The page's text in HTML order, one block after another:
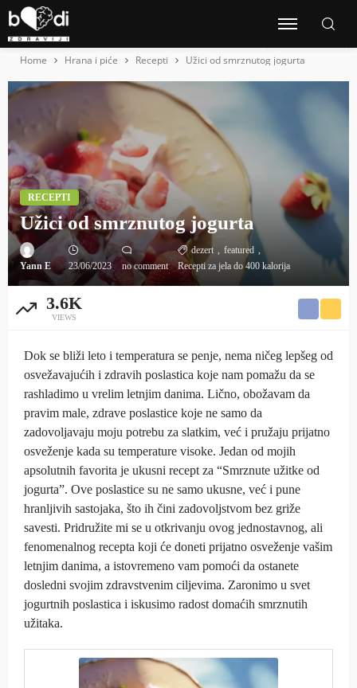
Home Hrana i piće Recepti Užici od smrznutog jogurta
RECEPTI
Užici od smrznutog jogurta
Yann E 23/06/2023 no comment
dezert
featured
Recepti za jela do 400 kalorija
3.6K
VIEWS
Dok se bliži leto i temperatura se penje, nema ničeg lepšeg od
osvežavajućih i zdravih poslastica koje nam pomažu da se
rashladimo u vrelim letnjim danima. Lično, obožavam da
pravim male, zdrave poslastice koje ne samo da
zadovoljavaju moju potrebu za slatkim, već i pružaju prijatno
osveženje kada su temperature visoke. Jedan od mojih
apsolutnih favorita je ukusni recept za “Smrznute užitke od
jogurta”. Ove poslastice su ne samo ukusne, već i pune
hranljivih sastojaka, što ih čini zadovoljstvom bez griže
savesti. Pridružite mi se u otkrivanju ovog jednostavnog, ali
fenomenalnog recepta koji će doneti prijatno osveženje vašim
letnjim danima, a istovremeno vam pomoći da ostanete
dosledni svojim zdravstvenim ciljevima. Zaronimo u svet
jogurtnih poslastica i iskusimo radost domaćih smrznutih
užitaka.